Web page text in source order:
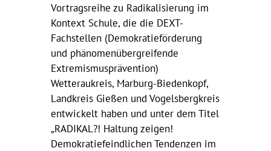
Vortragsreihe zu Radikalisierung im
Kontext Schule, die die DEXT-
Fachstellen (Demokratieförderung
und phänomenübergreifende
Extremismusprävention)
Wetteraukreis, Marburg-Biedenkopf,
Landkreis Gießen und Vogelsbergkreis
entwickelt haben und unter dem Titel
„RADIKAL?! Haltung zeigen!
Demokratiefeindlichen Tendenzen im